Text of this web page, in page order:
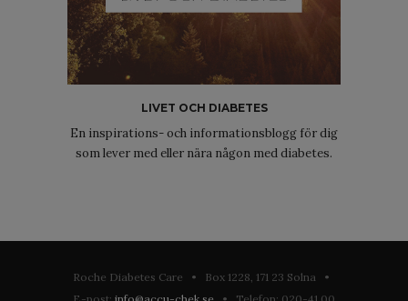
LIVET OCH DIABETES
En inspirations- och informationsblogg för dig
som lever med eller nära någon med diabetes.
Roche Diabetes Care • Box 1228, 171 23 Solna •